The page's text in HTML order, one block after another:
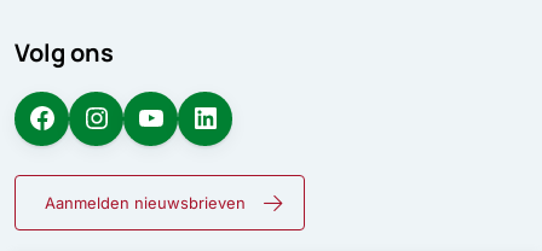
Volg ons
Facebook Instagram YouTube LinkedIn
Aanmelden nieuwsbrieven